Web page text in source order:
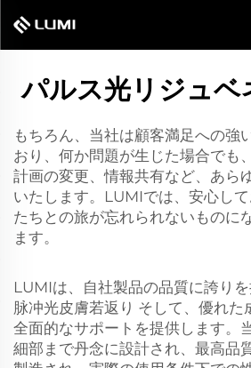
パルス光リジュベ
もちろん、当社は顧客満足への強
おり、何か問題が生じた場合でも
計画の変更、情報共有など、あら
いたします。LUMIでは、安心し
たちとの旅が忘れられないものに
ます。
LUMIは、自社製品の品質に誇りを
脉冲光皮膚若返り そして、優れた
全面的なサポートを提供します。
細部まで丹念に設計され、最高品